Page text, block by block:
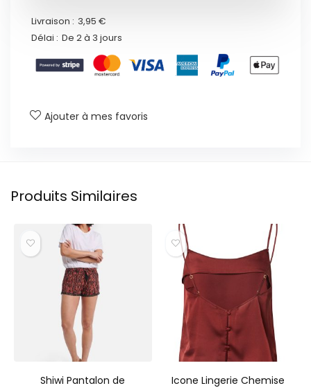
Livraison : 3,95 €
Délai : De 2 à 3 jours
Ajouter à mes favoris
Produits Similaires
Shiwi Pantalon de
Icone Lingerie Chemise